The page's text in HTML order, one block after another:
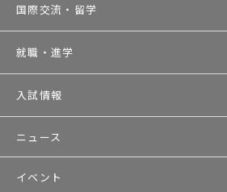
国際交流・留学
就職・進学
入試情報
ニュース
イベント